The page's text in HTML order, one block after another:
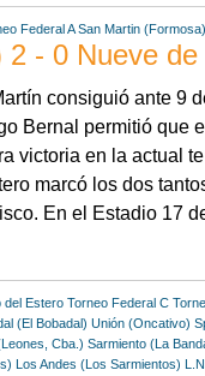
Federal A San Martin (Formosa)
- 0 Nueve
consiguió ante 9
Bernal permitió que
victoria en la actual
marcó los dos
En el Estadio 17
del Estero Torneo Federal C
(El Bobadal) Unión (Oncativo)
Cba.) Sarmiento (La
Los Andes (Los Sarmientos)